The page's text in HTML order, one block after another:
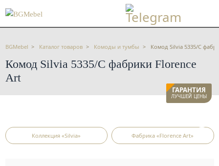
BGMebel Каталог товаров Комоды и тумбы Комод Silvia 5335/C
Комод Silvia 5335/C фабрики Florence
Art
ГАРАНТИЯ
ЛУЧШЕЙ ЦЕНЫ
Фабрика «Florence Art»
Коллекция «Silvia»